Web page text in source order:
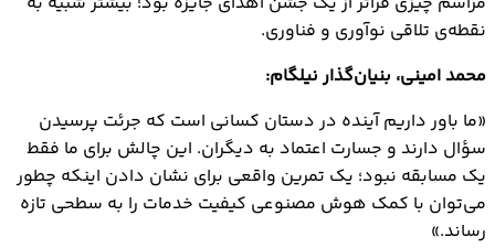
نقطه‌ی تلاقی نوآوری و فناوری.
محمد امینی، بنیان‌گذار نیلگام:
«ما باور داریم آینده در دستان کسانی است که جرئت پرسیدن
سؤال دارند و جسارت اعتماد به دیگران. این چالش برای ما فقط
یک مسابقه نبود؛ یک تمرین واقعی برای نشان دادن اینکه چطور
می‌توان با کمک هوش مصنوعی کیفیت خدمات را به سطحی تازه
رساند.»